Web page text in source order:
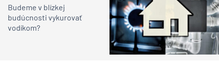
Budeme v blízkej
budúcnosti vykurovať
vodíkom?